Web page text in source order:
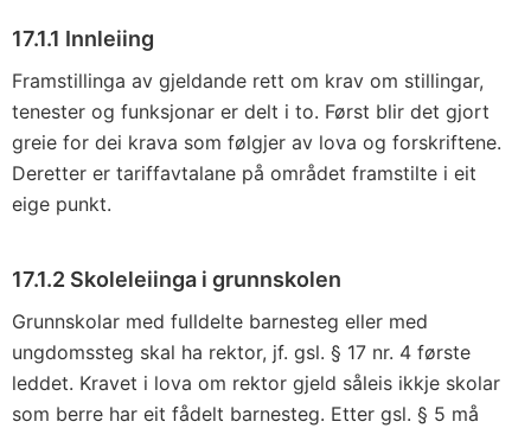
17.1.1 Innleiing
Framstillinga av gjeldande rett om krav om stillingar,
tenester og funksjonar er delt i to. Først blir det gjort
greie for dei krava som følgjer av lova og forskriftene.
Deretter er tariffavtalane på området framstilte i eit
eige punkt.
17.1.2 Skoleleiinga i grunnskolen
Grunnskolar med fulldelte barnesteg eller med
ungdomssteg skal ha rektor, jf. gsl. § 17 nr. 4 første
leddet. Kravet i lova om rektor gjeld såleis ikkje skolar
som berre har eit fådelt barnesteg. Etter gsl. § 5 må